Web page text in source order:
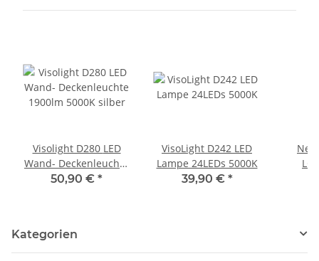
Visolight D280 LED
Wand- Deckenleuchte
1900lm 5000K silber
50,90 € *
VisoLight D242 LED
Lampe 24LEDs 5000K
39,90 € *
Kategorien